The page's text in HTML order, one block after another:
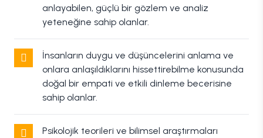
anlayabilen, güçlü bir gözlem ve analiz
yeteneğine sahip olanlar.
İnsanların duygu ve düşüncelerini anlama ve
onlara anlaşıldıklarını hissettirebilme konusunda
doğal bir empati ve etkili dinleme becerisine
sahip olanlar.
Psikolojik teorileri ve bilimsel araştırmaları